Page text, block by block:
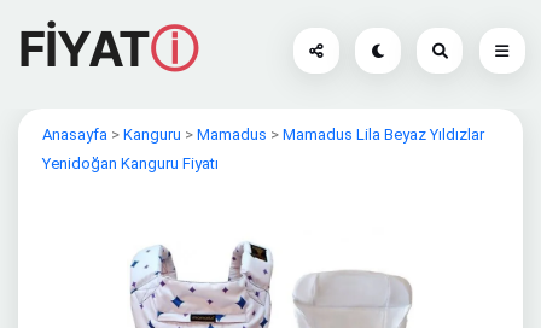
FİYATⓘ
Anasayfa > Kanguru > Mamadus > Mamadus Lila Beyaz Yıldızlar
Yenidoğan Kanguru Fiyatı